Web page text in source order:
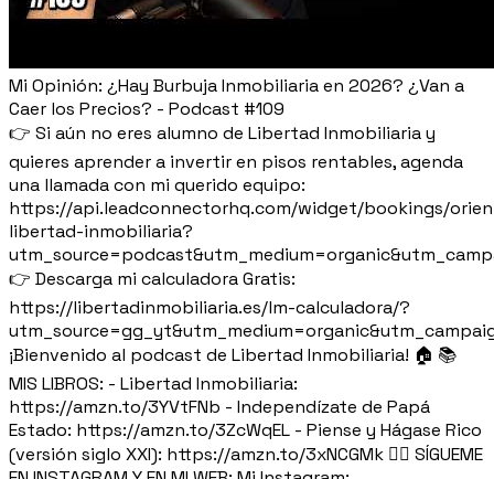
Mi Opinión: ¿Hay Burbuja Inmobiliaria en 2026? ¿Van a
Caer los Precios? - Podcast #109
👉 Si aún no eres alumno de Libertad Inmobiliaria y
quieres aprender a invertir en pisos rentables, agenda
una llamada con mi querido equipo:
https://api.leadconnectorhq.com/widget/bookings/
libertad-inmobiliaria?
👉 Descarga mi calculadora Gratis:
https://libertadinmobiliaria.es/lm-calculadora/?
¡Bienvenido al podcast de Libertad Inmobiliaria! 🏠 📚
MIS LIBROS: - Libertad Inmobiliaria:
https://amzn.to/3YVtFNb - Independízate de Papá
Estado: https://amzn.to/3ZcWqEL - Piense y Hágase Rico
(versión siglo XXI): https://amzn.to/3xNCGMk 🙋‍♂️ SÍGUEME